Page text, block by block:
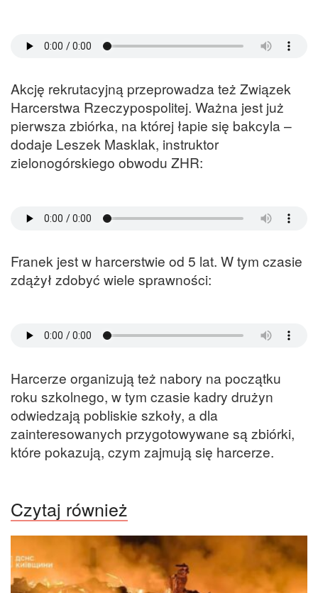
Akcję rekrutacyjną przeprowadza też Związek
Harcerstwa Rzeczypospolitej. Ważna jest już
pierwsza zbiórka, na której łapie się bakcyla –
dodaje Leszek Masklak, instruktor
zielonogórskiego obwodu ZHR:
Franek jest w harcerstwie od 5 lat. W tym czasie
zdążył zdobyć wiele sprawności:
Harcerze organizują też nabory na początku
roku szkolnego, w tym czasie kadry drużyn
odwiedzają pobliskie szkoły, a dla
zainteresowanych przygotowywane są zbiórki,
które pokazują, czym zajmują się harcerze.
Czytaj również